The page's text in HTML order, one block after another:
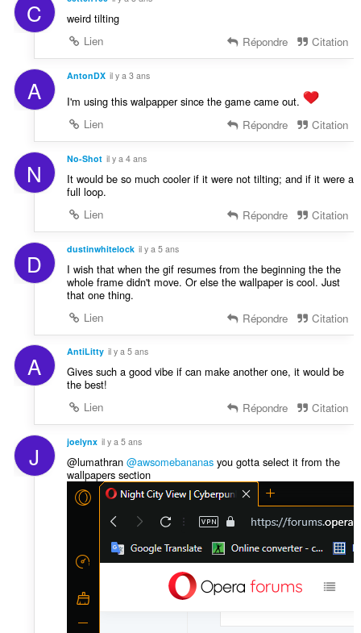
C
weird tilting
Lien
Répondre Citation
A AntonDX il y a 3 ans
I'm using this walpapper since the game came out.
Lien
Répondre Citation
N No-Shot il y a 4 ans
It would be so much cooler if it were not tilting; and if it were a
full loop.
Lien
Répondre Citation
D dustinwhitelock il y a 5 ans
I wish that when the gif resumes from the beginning the the
whole frame didn't move. Or else the wallpaper is cool. Just
that one thing.
Lien
Répondre Citation
A AntiLitty il y a 5 ans
Gives such a good vibe if can make another one, it would be
the best!
Lien
Répondre Citation
J joelynx il y a 5 ans
@lumathran @awsomebananasyou gotta select it from the
wallpapers section